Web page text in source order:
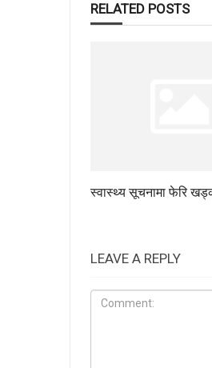
RELATED POSTS
स्वास्थ्य सूचनामा फेरि
LEAVE A REPLY